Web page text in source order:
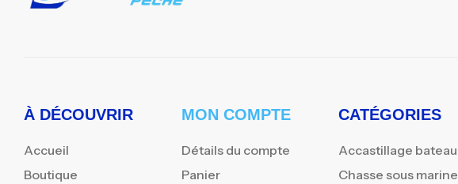
À DÉCOUVRIR
Accueil
Boutique
MON COMPTE
Détails du compte
Panier
CATÉGORIES
Accastillage bateau
Chasse sous marine